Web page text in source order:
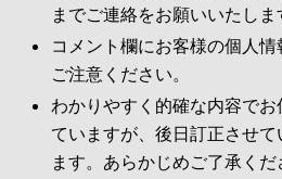
までご連絡をお願いいたしま
コメント欄にお客様の個人
ご注意ください。
わかりやすく的確な内容で
ていますが、後日訂正させ
ます。あらかじめご了承くだ